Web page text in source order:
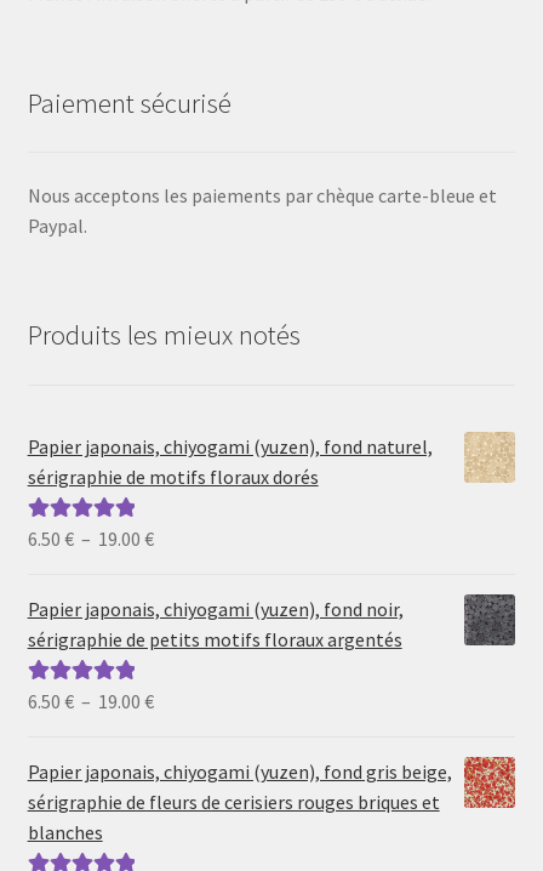
Paiement sécurisé
Nous acceptons les paiements par chèque carte-bleue et
Paypal.
Produits les mieux notés
Papier japonais, chiyogami (yuzen), fond naturel,
sérigraphie de motifs floraux dorés
Note5.00sur
6.50 € – 19.00 €Plage
prix :
6.50 €
19.00 €
Papier japonais, chiyogami (yuzen), fond noir,
sérigraphie de petits motifs floraux argentés
Note5.00sur
6.50 € – 19.00 €Plage
prix :
6.50 €
Papier japonais, chiyogami (yuzen), fond gris beige,
sérigraphie de fleurs de cerisiers rouges briques et
blanches